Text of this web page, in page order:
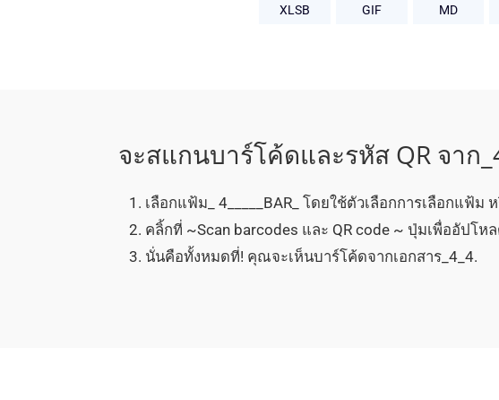
XLSB GIF MD
จะสแกนบาร์โค้ดและรหัส QR จาก
เลือกแฟ้ม_ 4_____BAR_ โดยใช้ตัวเลือกการเลือกแฟ้ม
คลิ้กที่ ~Scan barcodes และ QR code ~ ปุ่มเพื่ออัปโหล
นั่นคือทั้งหมดที่! คุณจะเห็นบาร์โค้ดจากเอกสาร_4_4.